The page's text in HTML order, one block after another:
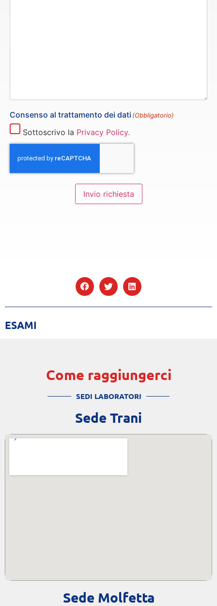
Consenso al trattamento dei dati (Obbligatorio)
Sottoscrivo la Privacy Policy.
Invio richiesta
ESAMI
Come raggiungerci
SEDI LABORATORI
Sede Trani
Sede Molfetta